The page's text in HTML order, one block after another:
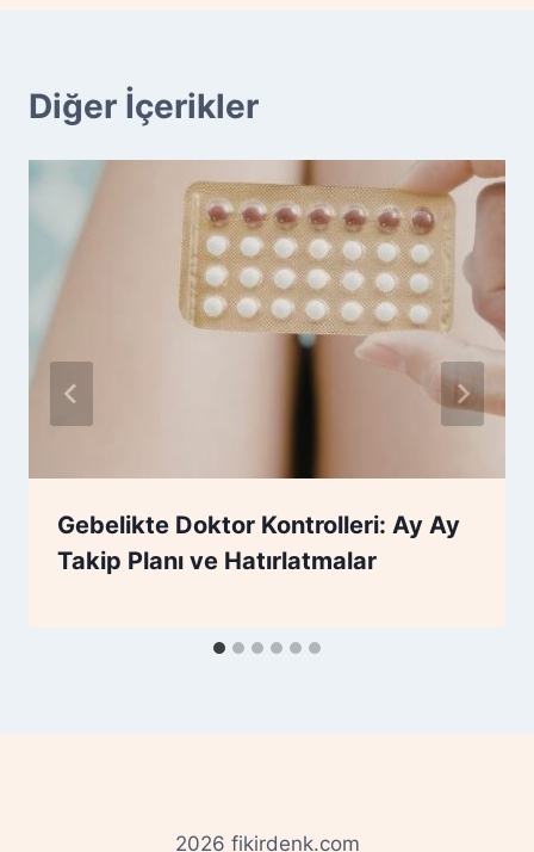
Diğer İçerikler
Gebelikte Doktor Kontrolleri: Ay Ay
Takip Planı ve Hatırlatmalar
2026 fikirdenk.com